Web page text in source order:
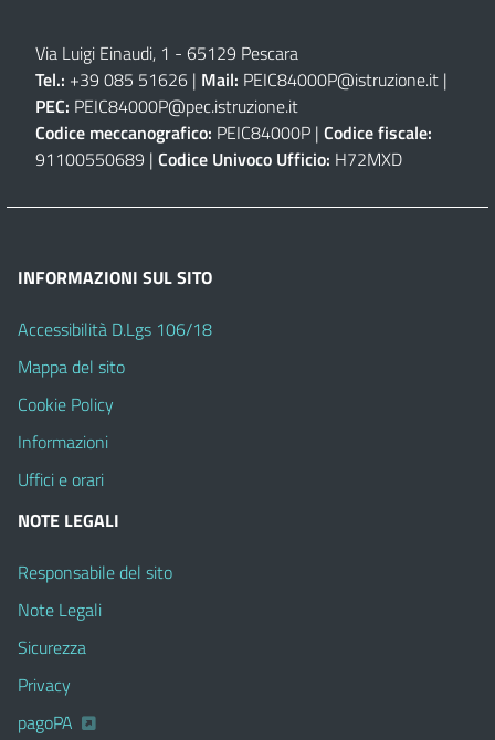
Via Luigi Einaudi, 1 - 65129 Pescara
Tel.: +39 085 51626 | Mail: PEIC84000P@istruzione.it |
PEC: PEIC84000P@pec.istruzione.it
Codice meccanografico: PEIC84000P | Codice fiscale:
91100550689 | Codice Univoco Ufficio: H72MXD
INFORMAZIONI SUL SITO
Accessibilità D.Lgs 106/18
Mappa del sito
Cookie Policy
Informazioni
Uffici e orari
NOTE LEGALI
Responsabile del sito
Note Legali
Sicurezza
Privacy
pagoPA